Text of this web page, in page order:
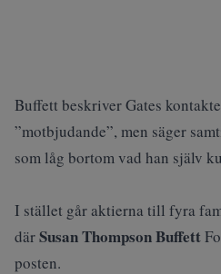
Buffett beskriver Gates
”motbjudande”, men säger
som låg bortom vad han själv
I stället går aktierna till fyra
därSusan Thompson Buffett
posten.